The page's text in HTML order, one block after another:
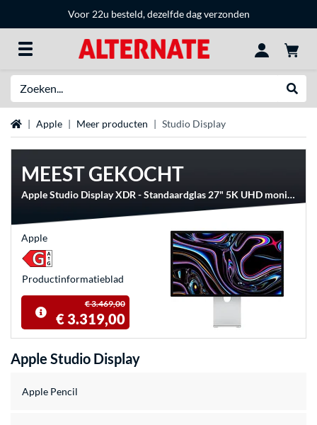
Voor 22u besteld, dezelfde dag verzonden
Home Apple Meer producten Studio Display
MEEST GEKOCHT
Apple Studio Display XDR - Standaardglas 27" 5K UHD monitor
Apple
Product­informatieblad
€ 3.469,00
€ 3.319,00
Apple Studio Display
Apple Pencil